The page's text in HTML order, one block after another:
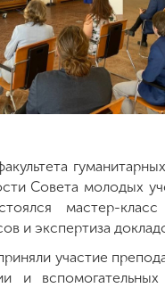
CHI
26-20Совета молодых
мастер-класс
и экспертиза
участие
и вспомогательных